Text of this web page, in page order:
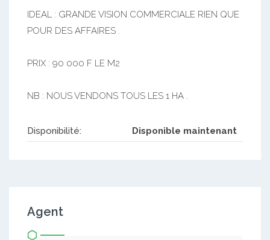
IDEAL : GRANDE VISION COMMERCIALE RIEN QUE
POUR DES AFFAIRES .
PRIX : 90 000 F LE M2
NB : NOUS VENDONS TOUS LES 1 HA .
Disponibilité: Disponible maintenant
Agent